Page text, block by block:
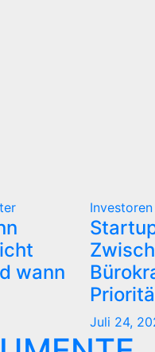
wann
Investoren
Juli 24,